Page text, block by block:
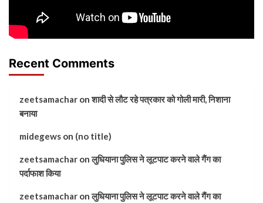
Recent Comments
zeetsamachar onशादी से लौट रहे पत्रकार को गोली मारी, निशाना
बनाया
midegews on (no title)
zeetsamachar onलुधियाना पुलिस ने लूटपाट करने वाले गैंग का
पर्दाफाश किया
zeetsamachar onलुधियाना पुलिस ने लूटपाट करने वाले गैंग का